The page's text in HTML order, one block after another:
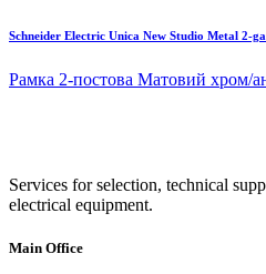
Schneider Electric Unica New Studio Metal 2-
Рамка 2-постова Матовий хром/
Services for selection, technical
electrical equipment.
Main Office